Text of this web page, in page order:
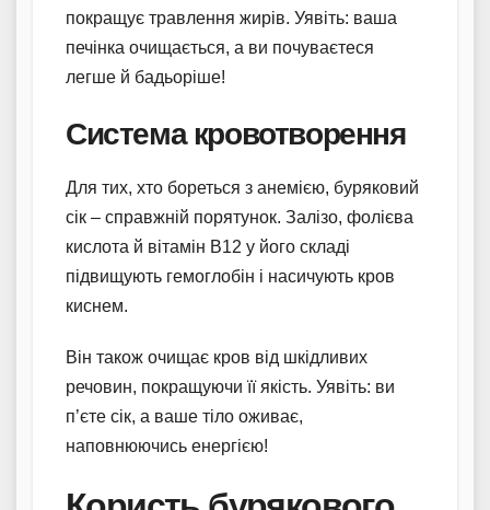
покращує травлення жирів. Уявіть: ваша
печінка очищається, а ви почуваєтеся
легше й бадьоріше!
Система кровотворення
Для тих, хто бореться з анемією, буряковий
сік – справжній порятунок. Залізо, фолієва
кислота й вітамін В12 у його складі
підвищують гемоглобін і насичують кров
киснем.
Він також очищає кров від шкідливих
речовин, покращуючи її якість. Уявіть: ви
п’єте сік, а ваше тіло оживає,
наповнюючись енергією!